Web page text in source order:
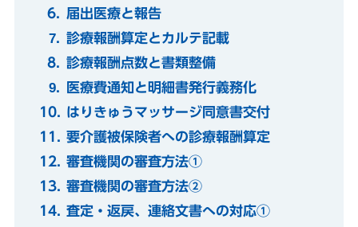
届出医療と報告
診療報酬算定とカルテ記載
診療報酬点数と書類整備
医療費通知と明細書発行義務化
はりきゅうマッサージ同意書交付
要介護被保険者への診療報酬算定
審査機関の審査方法①
審査機関の審査方法②
査定・返戻、連絡文書への対応①